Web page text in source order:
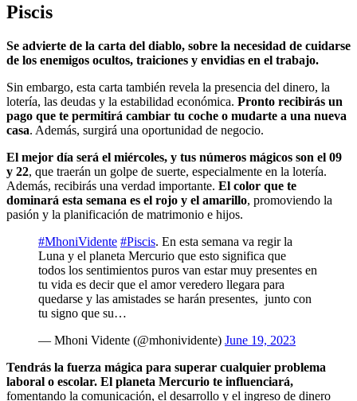
Piscis
Se advierte de la carta del diablo, sobre la necesidad de cuidarse
de los enemigos ocultos, traiciones y envidias en el trabajo.
Sin embargo, esta carta también revela la presencia del dinero, la
lotería, las deudas y la estabilidad económica. Pronto recibirás un
pago que te permitirá cambiar tu coche o mudarte a una nueva
casa. Además, surgirá una oportunidad de negocio.
El mejor día será el miércoles, y tus números mágicos son el 09
y 22, que traerán un golpe de suerte, especialmente en la lotería.
Además, recibirás una verdad importante. El color que te
dominará esta semana es el rojo y el amarillo, promoviendo la
pasión y la planificación de matrimonio e hijos.
#MhoniVidente #Piscis. En esta semana va regir la
Luna y el planeta Mercurio que esto significa que
todos los sentimientos puros van estar muy presentes en
tu vida es decir que el amor veredero llegara para
quedarse y las amistades se harán presentes, junto con
tu signo que su…
— Mhoni Vidente (@mhonividente) June 19, 2023
Tendrás la fuerza mágica para superar cualquier problema
laboral o escolar. El planeta Mercurio te influenciará,
fomentando la comunicación, el desarrollo y el ingreso de dinero